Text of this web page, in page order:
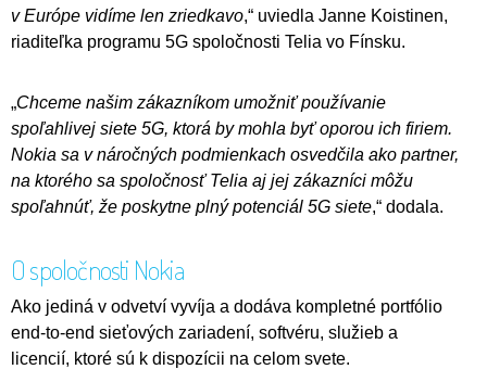
v Európe vidíme len zriedkavo,“ uviedla Janne Koistinen,
riaditeľka programu 5G spoločnosti Telia vo Fínsku.
„Chceme našim zákazníkom umožniť používanie
spoľahlivej siete 5G, ktorá by mohla byť oporou ich firiem.
Nokia sa v náročných podmienkach osvedčila ako partner,
na ktorého sa spoločnosť Telia aj jej zákazníci môžu
spoľahnúť, že poskytne plný potenciál 5G siete,“ dodala.
O spoločnosti Nokia
Ako jediná v odvetví vyvíja a dodáva kompletné portfólio
end-to-end sieťových zariadení, softvéru, služieb a
licencií, ktoré sú k dispozícii na celom svete.